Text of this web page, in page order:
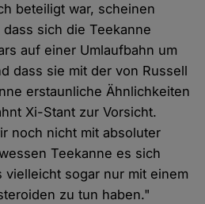
beteiligt war, scheinen
sich die Teekanne
auf einer Umlaufbahn um
dass sie mit der von Russell
erstaunliche Ähnlichkeiten
Xi-Stant zur Vorsicht.
noch nicht mit absoluter
Teekanne es sich
sogar nur mit einem
zu tun haben."